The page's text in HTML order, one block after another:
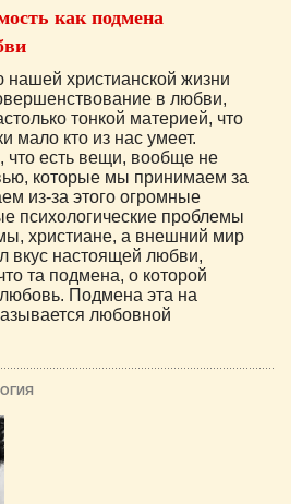
как подмена
нашей христианской жизни
в любви,
тонкой материей, что
мало кто из нас умеет.
есть вещи, вообще не
которые мы принимаем за
из-за этого огромные
психологические проблемы
христиане, а внешний мир
вкус настоящей любви,
та подмена, о которой
любовь. Подмена эта на
любовной